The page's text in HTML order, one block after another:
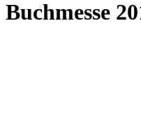
Buchmesse